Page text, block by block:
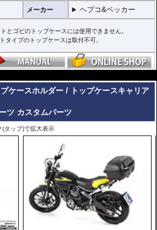
たタイプ。取り外せばフラットな簡易キャ
とが多い場合にお勧め。
どは共通です。
を折りたたんだ状態、Alurackは位置決めガ
こちらからご確認下さい。
メーカー ヘプコ&ベッカー
とゴビのトップケースには使用できません。
タイプのトップケースは取付不可。
ケースホルダー / トップケースキャリア
ツ カスタムパーツ
(タップ)で拡大表示